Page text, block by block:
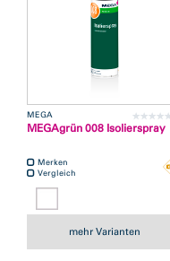
MEGA
MEGAgrün 008 Isolierspray
Merken
Vergleich
mehr Varianten